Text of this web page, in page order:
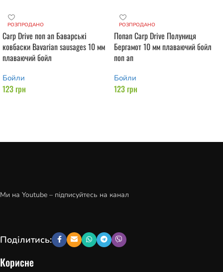
РОЗПРОДАНО
Carp Drive поп ап Баварські
ковбаски Bavarian sausages 10 мм
плаваючий бойл
Бойли
123грн
РОЗПРОДАНО
Попап Carp Drive Полуниця
Бергамот 10 мм плаваючий бойл
поп ап
Бойли
123грн
Ми на Youtube – підписуйтесь на канал
Поділитись:
Корисне